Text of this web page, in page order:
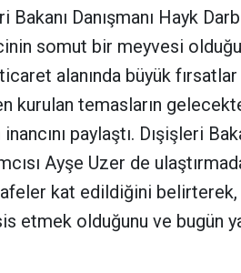
Bakanı Danışmanı Hayk
somut bir meyvesi
alanında büyük
kurulan temasların
paylaştı. Dışişleri
Ayşe Uzer de
kat edildiğini belirterek,
etmek olduğunu ve bugün